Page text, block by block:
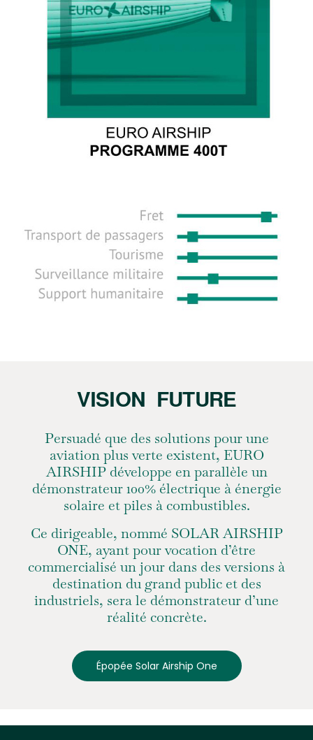
VISION FUTURE
Persuadé que des solutions pour une
aviation plus verte existent, EURO
AIRSHIP développe en parallèle un
démonstrateur 100% électrique à énergie
solaire et piles à combustibles.
Ce dirigeable, nommé SOLAR AIRSHIP
ONE, ayant pour vocation d’être
commercialisé un jour dans des versions à
destination du grand public et des
industriels, sera le démonstrateur d’une
réalité concrète.
Épopée Solar Airship One